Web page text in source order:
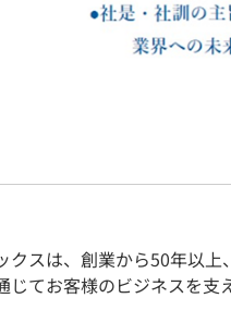
クスは、創業から50年以
てお客様のビジネスを支